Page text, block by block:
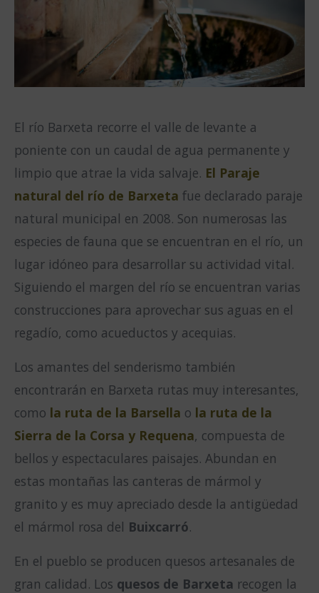
El río Barxeta recorre el valle de levante a
poniente con un caudal de agua permanente y
limpio que atrae la vida salvaje. El Paraje
natural del río de Barxeta fue declarado paraje
natural municipal en 2008. Son numerosas las
especies de fauna que se encuentran en el río, un
lugar idóneo para desarrollar su actividad vital.
Siguiendo el margen del río se encuentran varias
construcciones para aprovechar sus aguas en el
regadío, como acueductos y acequias.
Los amantes del senderismo también
encontrarán en Barxeta rutas muy interesantes,
como la ruta de la Barsella o la ruta de la
Sierra de la Corsa y Requena, compuesta de
bellos y espectaculares paisajes. Abundan en
estas montañas las canteras de mármol y
granito y es muy apreciado desde la antigüedad
el mármol rosa del Buixcarró.
En el pueblo se producen quesos artesanales de
gran calidad. Los quesos de Barxeta recogen la